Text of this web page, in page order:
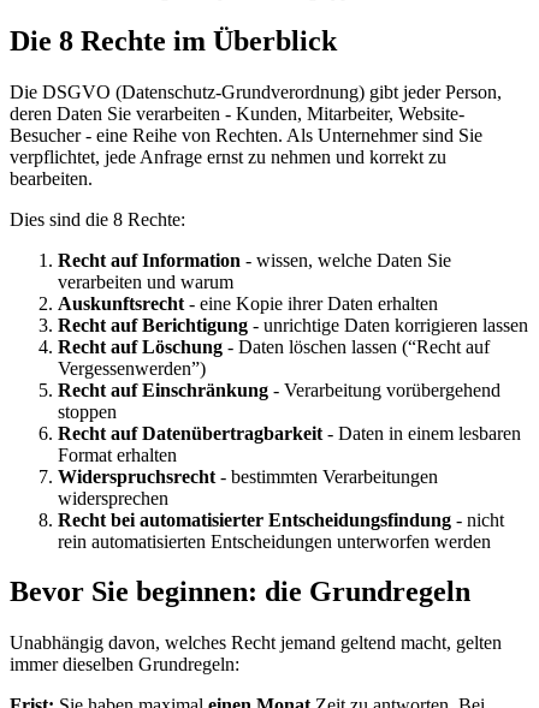
Die 8 Rechte im Überblick
Die DSGVO (Datenschutz-Grundverordnung) gibt jeder Person,
deren Daten Sie verarbeiten - Kunden, Mitarbeiter, Website-
Besucher - eine Reihe von Rechten. Als Unternehmer sind Sie
verpflichtet, jede Anfrage ernst zu nehmen und korrekt zu
bearbeiten.
Dies sind die 8 Rechte:
Recht auf Information - wissen, welche Daten Sie
verarbeiten und warum
Auskunftsrecht - eine Kopie ihrer Daten erhalten
Recht auf Berichtigung - unrichtige Daten korrigieren lassen
Recht auf Löschung - Daten löschen lassen (“Recht auf
Vergessenwerden”)
Recht auf Einschränkung - Verarbeitung vorübergehend
stoppen
Recht auf Datenübertragbarkeit - Daten in einem lesbaren
Format erhalten
Widerspruchsrecht - bestimmten Verarbeitungen
widersprechen
Recht bei automatisierter Entscheidungsfindung - nicht
rein automatisierten Entscheidungen unterworfen werden
Bevor Sie beginnen: die Grundregeln
Unabhängig davon, welches Recht jemand geltend macht, gelten
immer dieselben Grundregeln: